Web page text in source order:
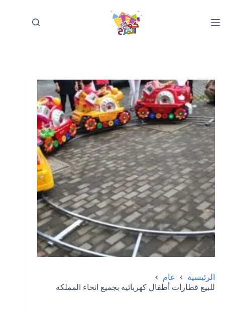
المحتوى
الرئيسية
عام
للبيع قطارات أطفال كهربائيه بجميع انحاء المملكه